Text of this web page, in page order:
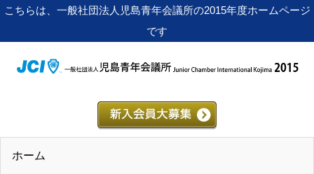
こちらは、一般社団法人児島青年会議所の2015年度ホームページ
です
ホーム